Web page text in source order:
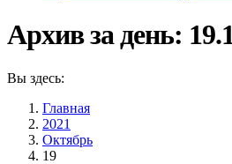
Архив за день:
Вы здесь:
Главная
2021
Октябрь
19